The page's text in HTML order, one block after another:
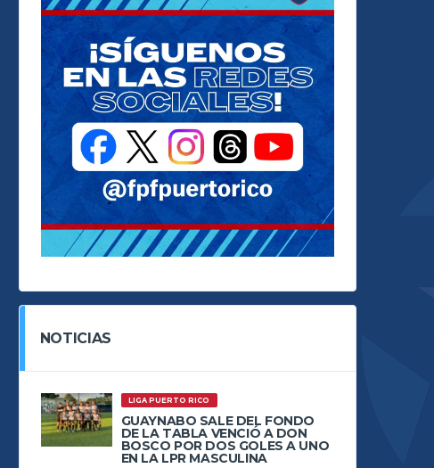
NOTICIAS
LIGA PUERTO RICO
GUAYNABO SALE DEL FONDO
DE LA TABLA VENCIÓ A DON
BOSCO POR DOS GOLES A UNO
EN LA LPR MASCULINA